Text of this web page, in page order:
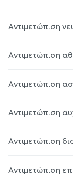
Αντιμετώπιση
Αντιμετώπιση
Αντιμετώπιση
Αντιμετώπιση
Αντιμετώπιση
Αντιμετώπιση